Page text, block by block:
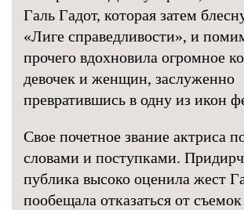
Галь Гадот, которая затем
«Лиге справедливости», и
прочего вдохновила огромное
девочек и женщин, заслуженно
превратившись в одну из икон
Свое почетное звание актриса
словами и поступками.
публика высоко оценила жест
пообещала отказаться от